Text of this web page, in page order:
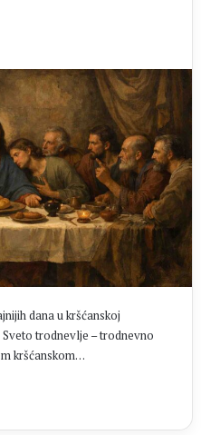
dana u kršćanskoj
trodnevlje – trodnevno
kršćanskom…